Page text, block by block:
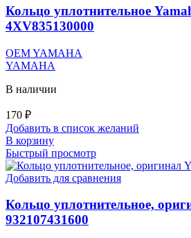
Кольцо уплотнительное
4XV835130000
OEM YAMAHA
YAMAHA
В наличии
170 ₽
Добавить в список желаний
В корзину
Быстрый просмотр
Добавить для сравнения
Кольцо уплотнительное,
932107431600